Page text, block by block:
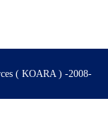
( KOARA ) -2008-